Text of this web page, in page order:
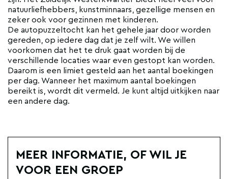
natuurliefhebbers, kunstminnaars, gezellige mensen en
zeker ook voor gezinnen met kinderen.
De autopuzzeltocht kan het gehele jaar door worden
gereden, op iedere dag dat je zelf wilt. We willen
voorkomen dat het te druk gaat worden bij de
verschillende locaties waar even gestopt kan worden.
Daarom is een limiet gesteld aan het aantal boekingen
per dag. Wanneer het maximum aantal boekingen
bereikt is, wordt dit vermeld. Je kunt altijd uitkijken naar
een andere dag.
MEER INFORMATIE, OF WIL JE
VOOR EEN GROEP